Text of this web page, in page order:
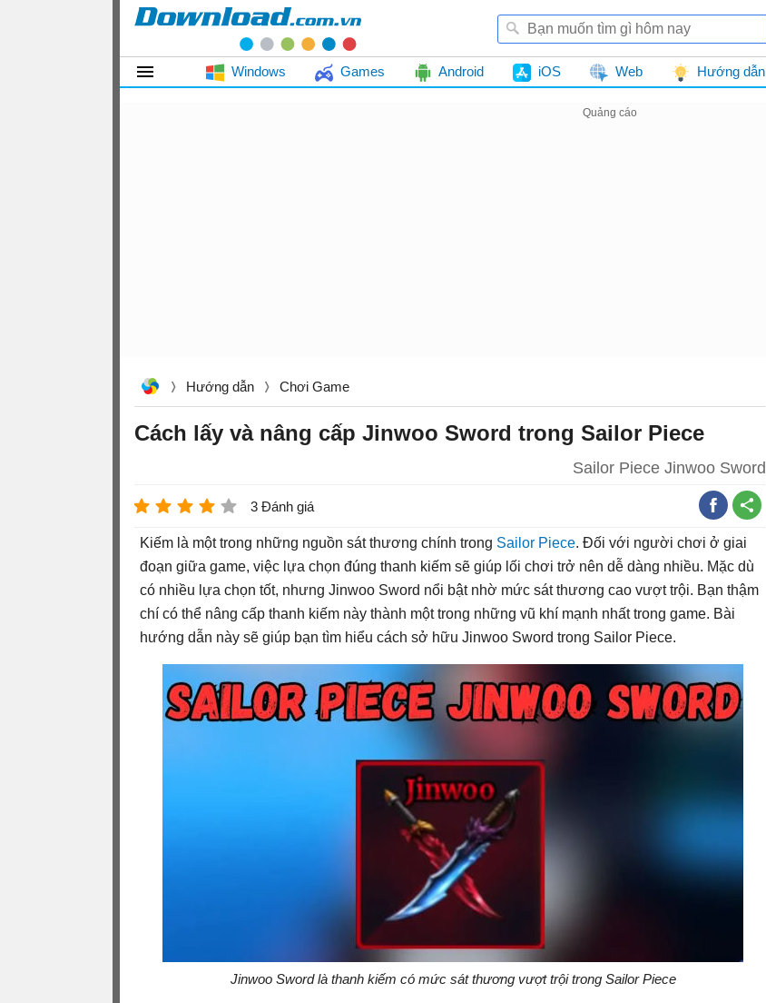
Windows Games Android iOS Web Hướng dẫn
Hướng dẫn Chơi Game
Cách lấy và nâng cấp Jinwoo Sword trong Sailor Piece
Sailor Piece Jinwoo Sword
3 Đánh giá
Kiếm là một trong những nguồn sát thương chính trong Sailor Piece. Đối với người chơi ở giai
đoạn giữa game, việc lựa chọn đúng thanh kiếm sẽ giúp lối chơi trở nên dễ dàng nhiều. Mặc dù
có nhiều lựa chọn tốt, nhưng Jinwoo Sword nổi bật nhờ mức sát thương cao vượt trội. Bạn thậm
chí có thể nâng cấp thanh kiếm này thành một trong những vũ khí mạnh nhất trong game. Bài
hướng dẫn này sẽ giúp bạn tìm hiểu cách sở hữu Jinwoo Sword trong Sailor Piece.
Jinwoo Sword là thanh kiếm có mức sát thương vượt trội trong Sailor Piece